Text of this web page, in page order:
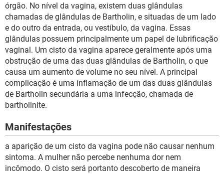
órgão. No nível da vagina, existem duas glândulas
chamadas de glândulas de Bartholin, e situadas de um lado
e do outro da entrada, ou vestíbulo, da vagina. Essas
glândulas possuem principalmente um papel de lubrificação
vaginal. Um cisto da vagina aparece geralmente após uma
obstrução de uma das duas glândulas de Bartholin, o que
causa um aumento de volume no seu nível. A principal
complicação é uma inflamação de um das duas glândulas
de Bartholin secundária a uma infecção, chamada de
bartholinite.
Manifestações
a aparição de um cisto da vagina pode não causar nenhum
sintoma. A mulher não percebe nenhuma dor nem
incômodo. O cisto será portanto descoberto de maneira